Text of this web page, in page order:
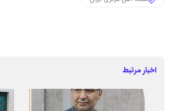
اخبار مرتبط